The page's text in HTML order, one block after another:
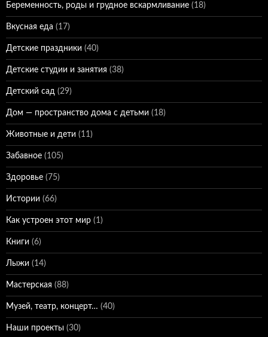
Беременность, роды и грудное вскармливание (18)
Вкусная еда (17)
Детские праздники (40)
Детские студии и занятия (38)
Детский сад (29)
Дом — пространство дома с детьми (18)
Животные и дети (11)
Забавное (105)
Здоровье (75)
Истории (66)
Как устроен этот мир (1)
Книги (6)
Лыжи (14)
Мастерская (88)
Музей, театр, концерт… (40)
Наши проекты (30)